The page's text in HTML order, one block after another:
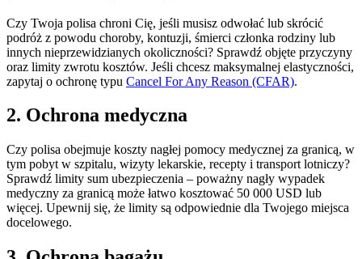
Czy Twoja polisa chroni Cię, jeśli musisz odwołać lub skrócić
podróż z powodu choroby, kontuzji, śmierci członka rodziny lub
innych nieprzewidzianych okoliczności? Sprawdź objęte przyczyny
oraz limity zwrotu kosztów. Jeśli chcesz maksymalnej elastyczności,
zapytaj o ochronę typu Cancel For Any Reason (CFAR).
2. Ochrona medyczna
Czy polisa obejmuje koszty nagłej pomocy medycznej za granicą, w
tym pobyt w szpitalu, wizyty lekarskie, recepty i transport lotniczy?
Sprawdź limity sum ubezpieczenia – poważny nagły wypadek
medyczny za granicą może łatwo kosztować 50 000 USD lub
więcej. Upewnij się, że limity są odpowiednie dla Twojego miejsca
docelowego.